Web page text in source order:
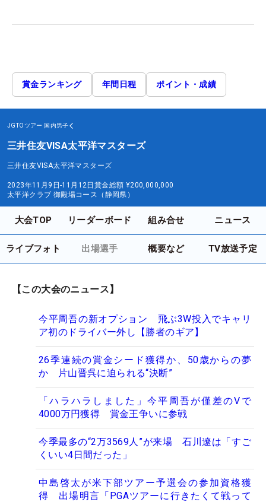
賞金ランキング 年間日程 ポイント・成績
JGTOツアー 国内男子
三井住友VISA太平洋マスターズ
三井住友VISA太平洋マスターズ
2023年11月9日-11月12日 賞金総額 ¥200,000,000
太平洋クラブ 御殿場コース（静岡県）
大会TOP リーダーボード 組み合せ ニュース
ライブフォト 出場選手 概要など TV放送予定
【この大会のニュース】
今平周吾の新オプション 飛ぶ3W投入でキャリ
ア初のドライバー外し【勝者のギア】
26季連続の賞金シード獲得か、50歳からの夢
か 片山晋呉に迫られる“決断”
「ハラハラしました」今平周吾が僅差のVで
4000万円獲得 賞金王争いに参戦
今季最多の“2万3569人”が来場 石川遼は「すご
くいい4日間だった」
中島啓太が米下部ツアー予選会の参加資格獲
得 出場明言「PGAツアーに行きたくて戦って